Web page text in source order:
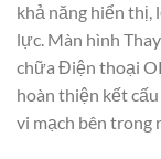
khả năng hiển thị,
lực. Màn hình
chữa Điện thoại
hoàn thiện kết cấu
vi mạch bên trong